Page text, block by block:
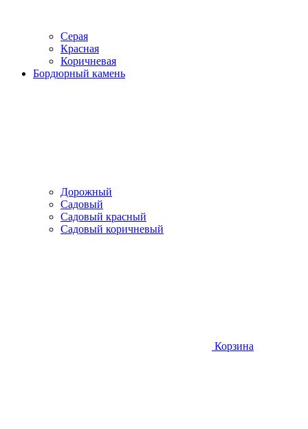
Серая
Красная
Коричневая
Бордюрный камень
Дорожный
Садовый
Садовый красный
Садовый коричневый
Корзина